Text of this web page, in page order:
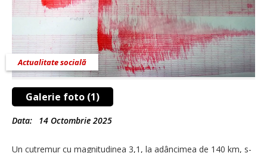
Galerie foto (1)
Actualitate socială
Data: 14 Octombrie 2025
Un cutremur cu magnitudinea 3,1, la adâncimea de 140 km, s-